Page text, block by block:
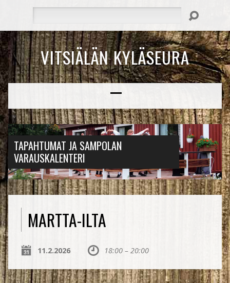
VITSIÄLÄN KYLÄSEURA
TAPAHTUMAT JA SAMPOLAN
VARAUSKALENTERI
MARTTA-ILTA
11.2.2026 18:00 – 20:00